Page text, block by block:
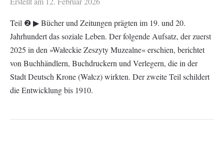
Teil ❷ ▶︎ Bücher und Zeitungen prägten im 19. und 20.
Jahrhundert das soziale Leben. Der folgende Aufsatz, der zuerst
2025 in den »Wałeckie Zeszyty Muzealne« erschien, berichtet
von Buchhändlern, Buchdruckern und Verlegern, die in der
Stadt Deutsch Krone (Wałcz) wirkten. Der zweite Teil schildert
die Entwicklung bis 1910.